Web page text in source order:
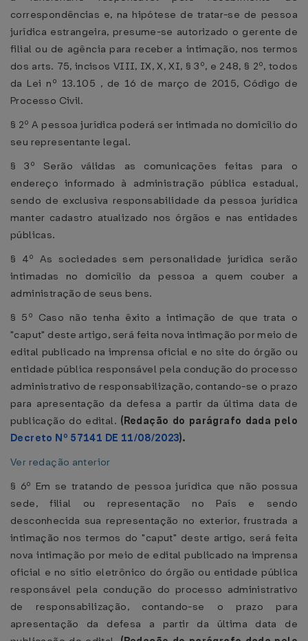
correspondências e, na hipótese de tratar-se de pessoa
jurídica estrangeira, presume-se autorizado o gerente de
filial ou de agência para receber a intimação, nos termos
dos arts. 75, incisos VIII, IX, X, XI, § 3º, e 248, § 2º, todos
da Lei nº 13.105 , de 16 de março de 2015, Código de
Processo Civil.
§ 2º A pessoa jurídica poderá ser intimada no domicílio do
seu representante legal.
§ 3º Serão válidas as comunicações feitas para o
endereço informado à administração pública estadual,
sendo de exclusiva responsabilidade da pessoa jurídica
manter cadastro atualizado nos órgãos e nas entidades
públicas.
§ 4º As sociedades sem personalidade jurídica serão
intimadas no domicílio da pessoa a quem couber a
administração de seus bens.
§ 5º Caso não tenha êxito a intimação de que trata o
"caput" deste artigo, será feita nova intimação por meio de
edital publicado na imprensa oficial e no site do órgão ou
entidade pública responsável pela condução do processo
administrativo de responsabilização, contando-se o prazo
para apresentação da defesa a partir da última data de
publicação do edital. (Redação do parágrafo dada pelo
Decreto Nº 57141 DE 11/08/2023).
Ver redação anterior
§ 6º Em se tratando de pessoa jurídica que não possua
sede, filial ou representação no País e sendo
desconhecida sua representação no exterior, frustrada a
intimação nos termos do "caput" deste artigo, será feita
nova intimação por meio de edital publicado na imprensa
oficial e no sítio eletrônico do órgão ou entidade pública
responsável pela condução do processo administrativo
de responsabilização, contando-se o prazo para
apresentação da defesa a partir da última data de